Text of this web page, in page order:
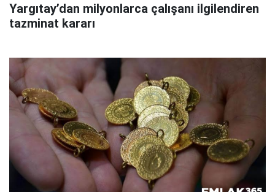
Yargıtay’dan milyonlarca çalışanı ilgilendiren
tazminat kararı